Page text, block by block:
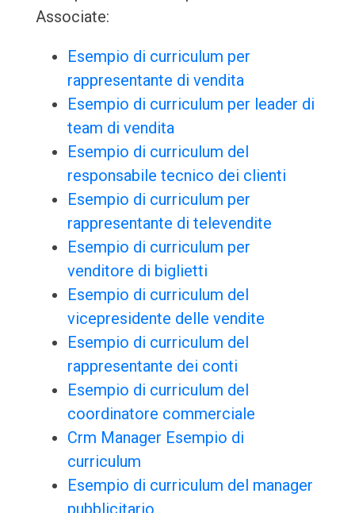
Associate:
Esempio di curriculum per
rappresentante di vendita
Esempio di curriculum per leader di
team di vendita
Esempio di curriculum del
responsabile tecnico dei clienti
Esempio di curriculum per
rappresentante di televendite
Esempio di curriculum per
venditore di biglietti
Esempio di curriculum del
vicepresidente delle vendite
Esempio di curriculum del
rappresentante dei conti
Esempio di curriculum del
coordinatore commerciale
Crm Manager Esempio di
curriculum
Esempio di curriculum del manager
pubblicitario